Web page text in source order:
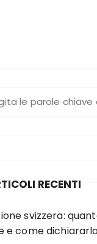
RECENTI
svizzera:
e come